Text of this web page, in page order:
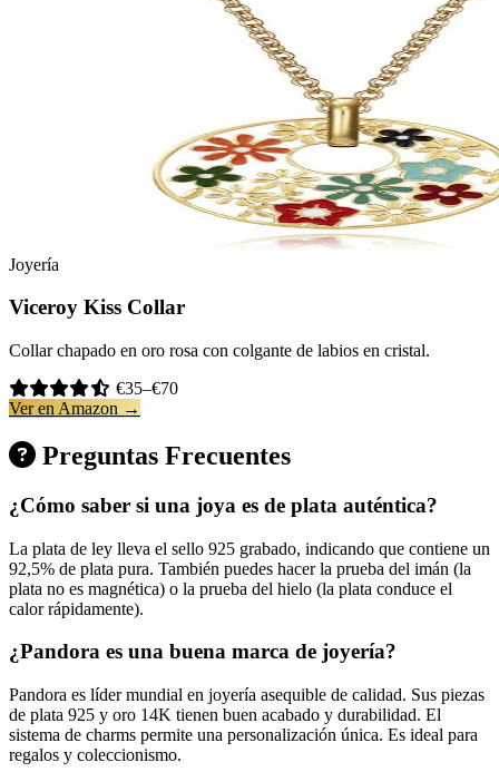
Joyería
Viceroy Kiss Collar
Collar chapado en oro rosa con colgante de labios en cristal.
€35–€70
Ver en Amazon →
Preguntas Frecuentes
¿Cómo saber si una joya es de plata auténtica?
La plata de ley lleva el sello 925 grabado, indicando que contiene un
92,5% de plata pura. También puedes hacer la prueba del imán (la
plata no es magnética) o la prueba del hielo (la plata conduce el
calor rápidamente).
¿Pandora es una buena marca de joyería?
Pandora es líder mundial en joyería asequible de calidad. Sus piezas
de plata 925 y oro 14K tienen buen acabado y durabilidad. El
sistema de charms permite una personalización única. Es ideal para
regalos y coleccionismo.